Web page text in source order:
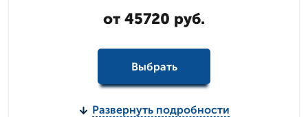
от 45720 руб.
Выбрать
Развернуть подробности